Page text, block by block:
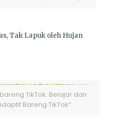
Tak Lapuk oleh Hujan
TikTok: Belajar dan
Bareng TikTok”